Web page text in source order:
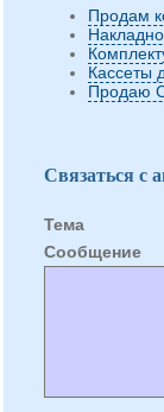
Продам
Кассеты
Продаю
Связаться с
Тема
Cообщение